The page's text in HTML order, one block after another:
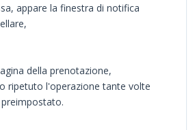
appare la finestra di notifica
della prenotazione,
ripetuto l'operazione tante volte